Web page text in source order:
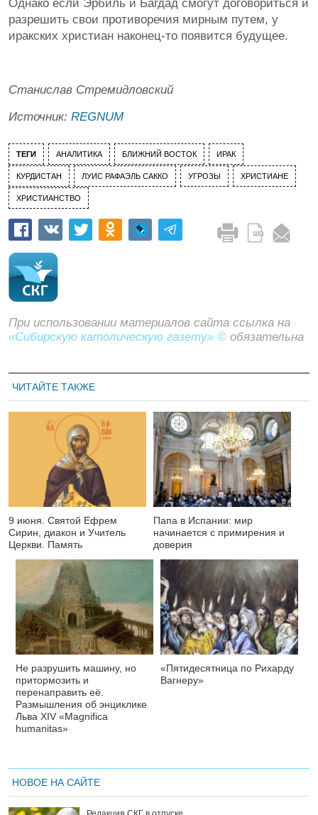
Однако если Эрбиль и Багдад смогут договориться и
разрешить свои противоречия мирным путем, у
иракских христиан наконец-то появится будущее.
Станислав Стремидловский
Источник: REGNUM
ТЕГИ АНАЛИТИКА БЛИЖНИЙ ВОСТОК ИРАК
КУРДИСТАН ЛУИС РАФАЭЛЬ САККО УГРОЗЫ ХРИСТИАНЕ
ХРИСТИАНСТВО
При использовании материалов сайта ссылка на
«Сибирскую католическую газету» © обязательна
ЧИТАЙТЕ ТАКЖЕ
9 июня. Святой Ефрем
Сирин, диакон и Учитель
Церкви. Память
Папа в Испании: мир
начинается с примирения и
доверия
Не разрушить машину, но
притормозить и
перенаправить её.
Размышления об энциклике
Льва XIV «Magnifica
humanitas»
«Пятидесятница по Рихарду
Вагнеру»
НОВОЕ НА САЙТЕ